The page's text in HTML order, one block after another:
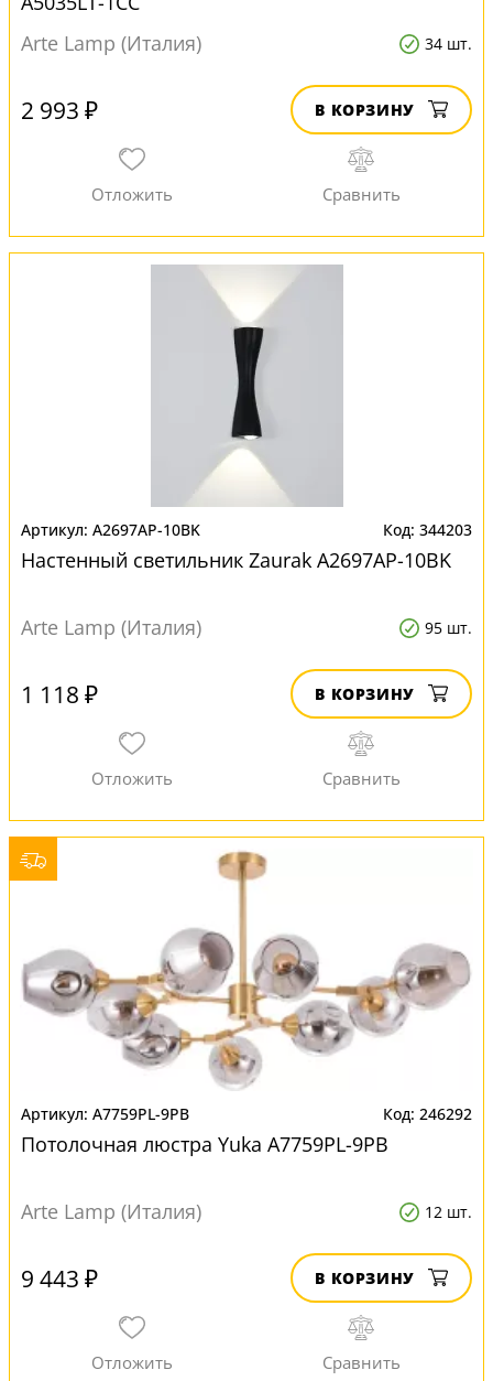
Arte Lamp (Италия)
34 шт.
2 993 ₽ В КОРЗИНУ
A2697AP-10BK 344203
Настенный светильник Zaurak A2697AP-10BK
Arte Lamp (Италия) 95 шт.
1 118 ₽ В КОРЗИНУ
A7759PL-9PB 246292
Потолочная люстра Yuka A7759PL-9PB
Arte Lamp (Италия) 12 шт.
9 443 ₽ В КОРЗИНУ